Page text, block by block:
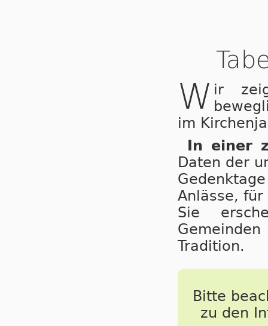
W ir
im
In einer
Daten der
Anlässe,
Sie
Tradition.
Bitte
zu den